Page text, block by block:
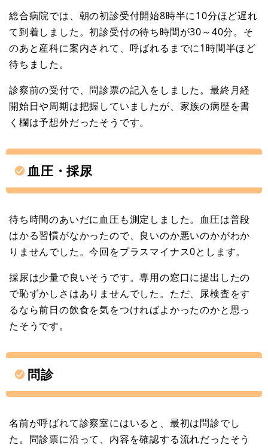
総合病院では、朝の初診受付開始8時半に10分ほど遅れ
て到着しました。初診受付の待ち時間が30～40分。そ
のあと産科に案内されて、呼ばれるまでに1時間半ほど
待ちました。
診察前の受付で、問診票の記入をしました。最終月経
開始日や周期は把握していましたが、家族の病歴を書
く欄は予想外だったそうです。
血圧・採尿
待ち時間のあいだに血圧も測定しました。血圧は普段
はかる習慣がなかったので、良いのか悪いのかがわか
りませんでした。今回をプラスマイナス0とします。
採尿は少量で良いそうです。専用の窓口に提出したの
で恥ずかしさはありませんでした。ただ、尿検査をす
るなら前日の飲食を気をつければよかったのかと思っ
たそうです。
問診
名前が呼ばれて診察室にはいると、最初は問診でし
た。問診票に沿って、内容を確認する流れだったそう